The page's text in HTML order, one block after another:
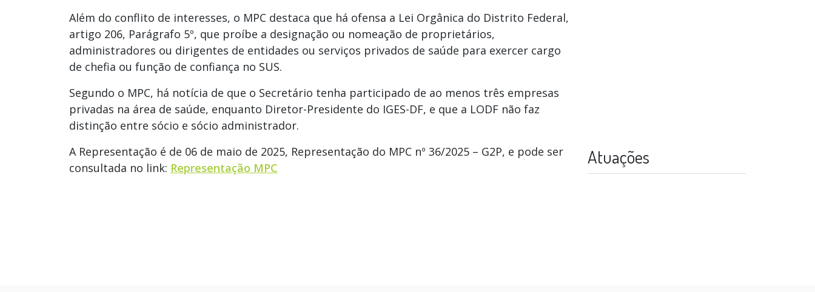
Além do conflito de interesses, o MPC destaca que há ofensa a Lei Orgânica do Distrito Federal,
artigo 206, Parágrafo 5º, que proíbe a designação ou nomeação de proprietários,
administradores ou dirigentes de entidades ou serviços privados de saúde para exercer cargo
de chefia ou função de confiança no SUS.
Segundo o MPC, há notícia de que o Secretário tenha participado de ao menos três empresas
privadas na área de saúde, enquanto Diretor-Presidente do IGES-DF, e que a LODF não faz
distinção entre sócio e sócio administrador.
A Representação é de 06 de maio de 2025, Representação do MPC nº 36/2025 – G2P, e pode ser
consultada no link: Representação MPC
Atuações